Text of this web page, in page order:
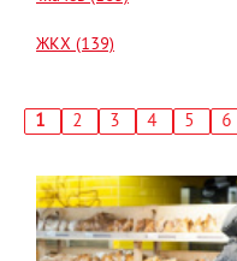
ЖКХ (139)
Текущая
1 Страница
2 Страница
3 Страница
4 5 6